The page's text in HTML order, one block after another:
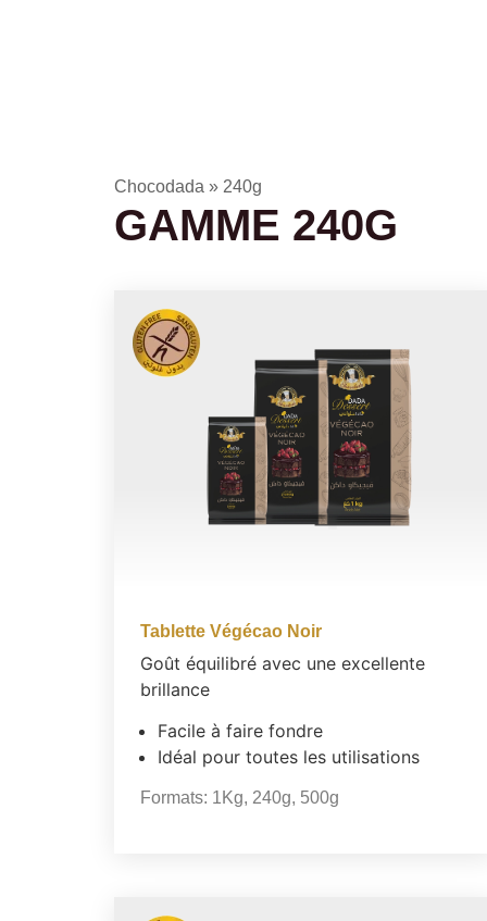
Chocodada » 240g
GAMME 240G
Tablette Végécao Noir
Goût équilibré avec une excellente
brillance
Facile à faire fondre
Idéal pour toutes les utilisations
Formats: 1Kg, 240g, 500g